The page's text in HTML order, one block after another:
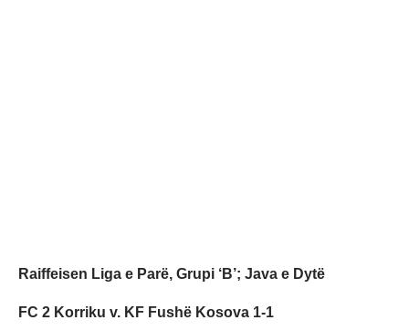
Raiffeisen Liga e Parë, Grupi ‘B’; Java e Dytë
FC 2 Korriku v. KF Fushë Kosova 1-1